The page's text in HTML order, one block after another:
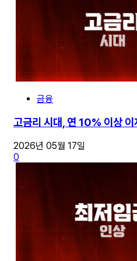
금융
고금리 시대, 연 10% 이상 이
2026년 05월 17일
0